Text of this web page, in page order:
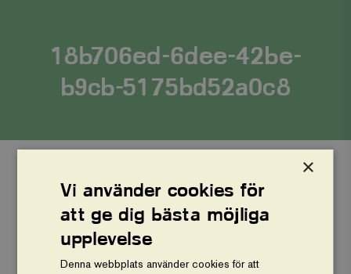
18b706ed-6dee-42be-
b9cb-5175bd52a0c8
Vårt arbete
Om oss
×
Vi använder cookies för
att ge dig bästa möjliga
upplevelse
Denna webbplats använder cookies för att